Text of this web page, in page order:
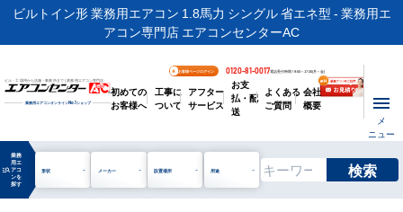
ビルトイン形 業務用エアコン 1.8馬力 シングル 省エネ型 - 業務用エ
アコン専門店 エアコンセンターAC
ビル・工場用から店舗・事務所まで | 業務用エアコン専門店
業務用エアコンオンラインNo.1ショップ
お客様ページログイン 0120-81-0017電話受付時間 / 9:00～17:30(月～金)
初めての
お客様へ
工事に
ついて
アフター
サービス
お支
払・配
送
よくある
ご質問
会社
概要
メ
ニュー
manage_search
業務
用エ
アコ
ンを
探す
形状 メーカー 設置場所 用途 検索